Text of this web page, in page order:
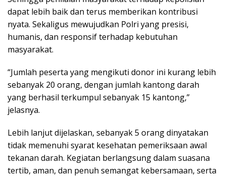
dapat lebih baik dan terus memberikan kontribusi
nyata. Sekaligus mewujudkan Polri yang presisi,
humanis, dan responsif terhadap kebutuhan
masyarakat.
“Jumlah peserta yang mengikuti donor ini kurang lebih
sebanyak 20 orang, dengan jumlah kantong darah
yang berhasil terkumpul sebanyak 15 kantong,”
jelasnya.
Lebih lanjut dijelaskan, sebanyak 5 orang dinyatakan
tidak memenuhi syarat kesehatan pemeriksaan awal
tekanan darah. Kegiatan berlangsung dalam suasana
tertib, aman, dan penuh semangat kebersamaan, serta